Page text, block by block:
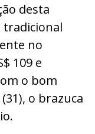
desta
tradicional
no
109 e
o bom
o brazuca